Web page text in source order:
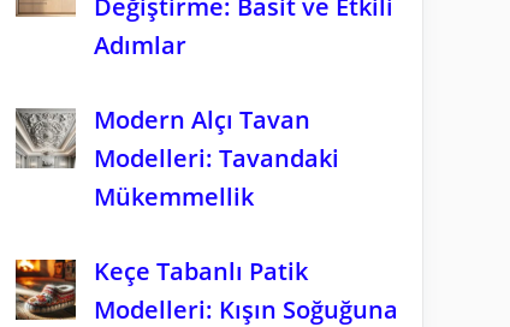
Adımlar
Modern Alçı Tavan
Modelleri: Tavandaki
Mükemmellik
Keçe Tabanlı Patik
Modelleri: Kışın Soğuğuna